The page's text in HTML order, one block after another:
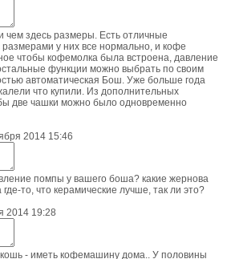
чем здесь размеры. Есть отличные
у них все нормально, и кофе
чтобы кофемолка была встроена, давление
функции можно выбрать по своим
автоматическая Бош. Уже больше года
что купили. Из дополнительных
две чашки можно было одновременно
2014 15:46
помпы у вашего боша? какие жернова
то, что керамические лучше, так ли это?
2014 19:28
- иметь кофемашину дома.. У половины